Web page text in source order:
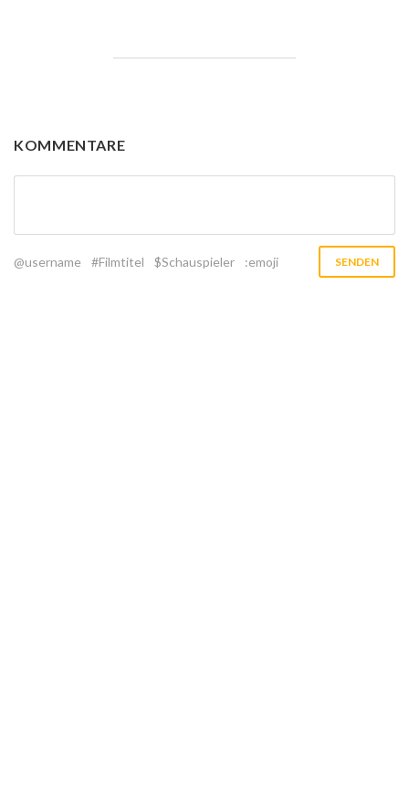
KOMMENTARE
@username #Filmtitel $Schauspieler :emoji